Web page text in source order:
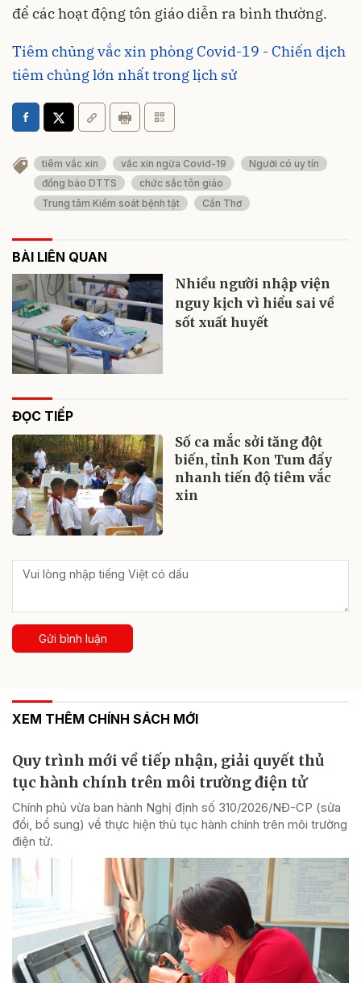
để các hoạt động tôn giáo diễn ra bình thường.
Tiêm chủng vắc xin phòng Covid-19 - Chiến dịch
tiêm chủng lớn nhất trong lịch sử
tiêm vắc xin vắc xin ngừa Covid-19
Người có uy tín
đồng bào DTTS
chức sắc tôn giáo
Trung tâm Kiểm soát bệnh tật
Cần Thơ
BÀI LIÊN QUAN
Nhiều người nhập viện
nguy kịch vì hiểu sai về
sốt xuất huyết
ĐỌC TIẾP
Số ca mắc sởi tăng đột
biến, tỉnh Kon Tum đẩy
nhanh tiến độ tiêm vắc
xin
Gửi bình luận
XEM THÊM CHÍNH SÁCH MỚI
Quy trình mới về tiếp nhận, giải quyết thủ
tục hành chính trên môi trường điện tử
Chính phủ vừa ban hành Nghị định số 310/2026/NĐ-CP (sửa
đổi, bổ sung) về thực hiện thủ tục hành chính trên môi trường
điện tử.